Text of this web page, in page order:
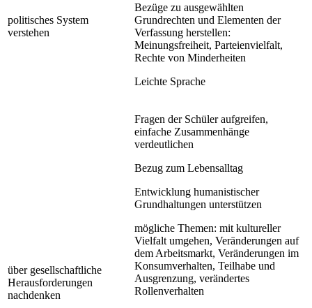
politisches System
verstehen
Bezüge zu ausgewählten
Grundrechten und Elementen der
Verfassung herstellen:
Meinungsfreiheit, Parteienvielfalt,
Rechte von Minderheiten
Leichte Sprache
über gesellschaftliche
Herausforderungen
nachdenken
Fragen der Schüler aufgreifen,
einfache Zusammenhänge
verdeutlichen
Bezug zum Lebensalltag
Entwicklung humanistischer
Grundhaltungen unterstützen
mögliche Themen: mit kultureller
Vielfalt umgehen, Veränderungen auf
dem Arbeitsmarkt, Veränderungen im
Konsumverhalten, Teilhabe und
Ausgrenzung, verändertes
Rollenverhalten